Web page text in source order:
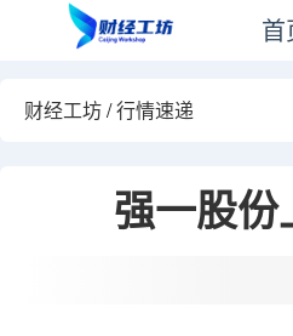
首
财经工坊/行情速递
强一股